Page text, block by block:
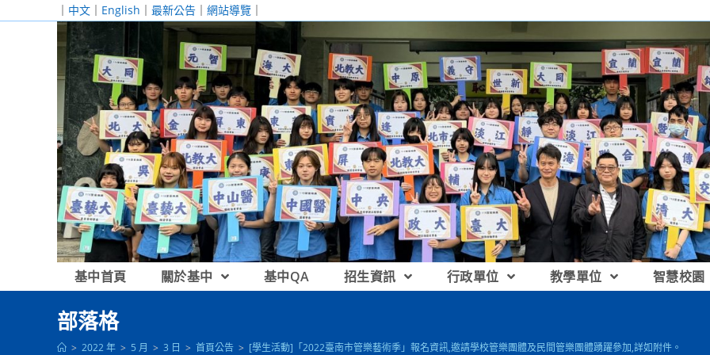
｜ 中文 ｜ English ｜ 最新公告 ｜ 網站導覽 ｜
基中首頁 關於基中 基中QA 招生資訊 行政單位 教學單位 智慧校園
部落格
> 2022 年 > 5 月 > 3 日 > 首頁公告 > [學生活動]「2022臺南市管樂藝術季」報名資訊,邀請學校管樂團體及民間管樂團體踴躍參加,詳如附件。